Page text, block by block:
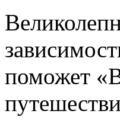
поможет